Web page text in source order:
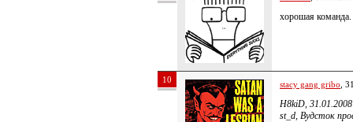
хорошая
10 stacy gang gribo ,
H8kiD,
st_d, Вудсток